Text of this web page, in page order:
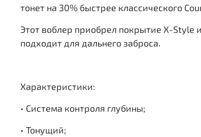
тонет на 30% быстрее классического
Этот воблер приобрел покрытие X-Style
подходит для дальнего заброса.
Характеристики:
• Система контроля глубины;
• Тонущий;